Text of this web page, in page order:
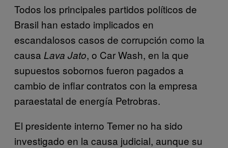
Todos los principales partidos políticos de
Brasil han estado implicados en
escandalosos casos de corrupción como la
causa Lava Jato, o Car Wash, en la que
supuestos sobornos fueron pagados a
cambio de inflar contratos con la empresa
paraestatal de energía Petrobras.
El presidente interno Temer no ha sido
investigado en la causa judicial, aunque su